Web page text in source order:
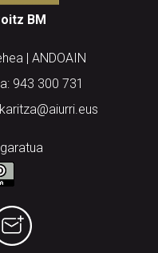
BM
| ANDOAIN
943 300 731